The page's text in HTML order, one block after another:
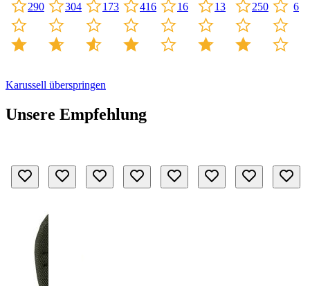
290 304 173 416 16 13 250 6
Karussell überspringen
Unsere Empfehlung